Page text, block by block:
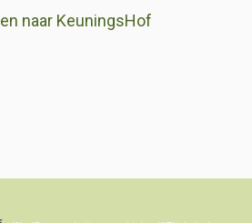
naar KeuningsHof